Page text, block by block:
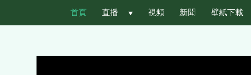
首頁 直播 視頻 新聞 壁紙下載